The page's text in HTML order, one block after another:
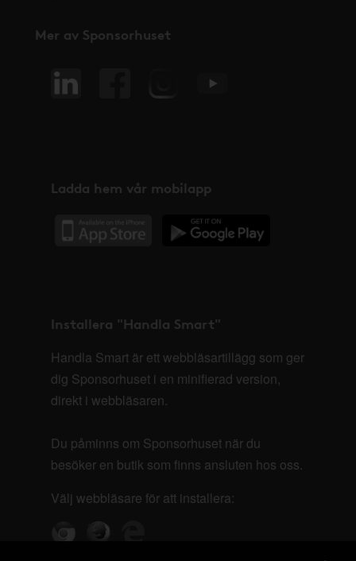
Mer av Sponsorhuset
Ladda hem vår mobilapp
Installera "Handla Smart"
Handla Smart är ett webbläsartillägg som ger
dig Sponsorhuset i en minifierad version,
direkt i webbläsaren.
Du påminns om Sponsorhuset när du
besöker en butik som finns ansluten hos oss.
Välj webbläsare för att installera: